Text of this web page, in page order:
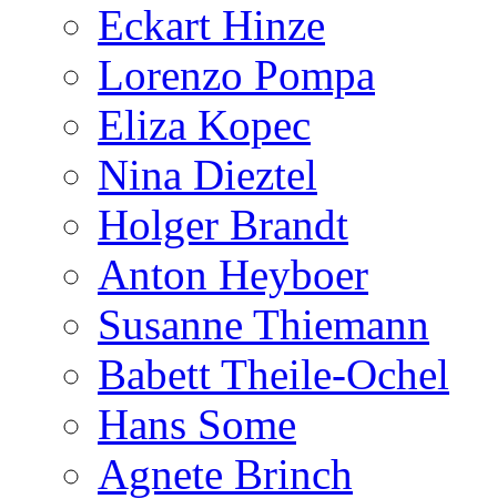
Eckart Hinze
Lorenzo Pompa
Eliza Kopec
Nina Dieztel
Holger Brandt
Anton Heyboer
Susanne Thiemann
Babett Theile-Ochel
Hans Some
Agnete Brinch